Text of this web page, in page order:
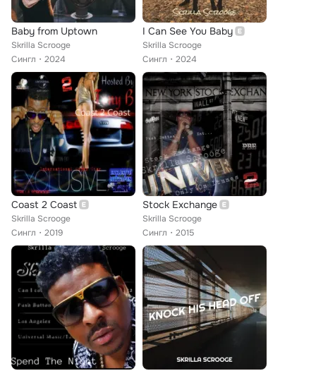
Baby from Uptown
Skrilla Scrooge
Сингл
2024
I Can See You Baby
Skrilla Scrooge
Сингл
2024
Coast 2 Coast
Skrilla Scrooge
Сингл
2019
Stock Exchange
Skrilla Scrooge
Сингл
2015